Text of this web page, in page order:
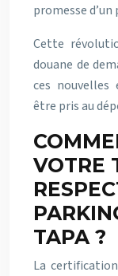
promesse
Cette
douane de
ces nouvelles
être pris au
VOTRE
TAPA ?
La